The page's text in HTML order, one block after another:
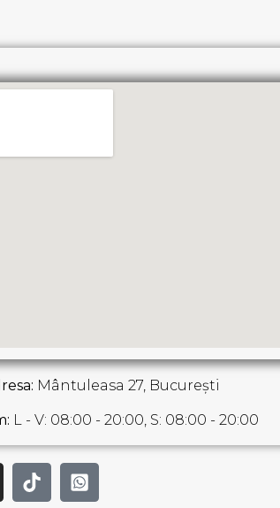
Mântuleasa 27, București
L - V: 08:00 - 20:00, S: 08:00 - 20:00